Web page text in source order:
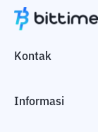
Kontak
Informasi